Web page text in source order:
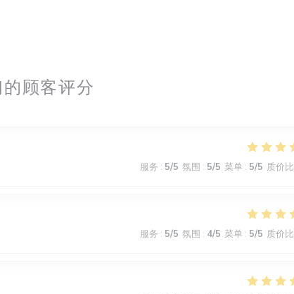
顾客评分
服务 : 5/5 氛围 : 5/5 菜单 : 5/5 质价比
服务 : 5/5 氛围 : 4/5 菜单 : 5/5 质价比